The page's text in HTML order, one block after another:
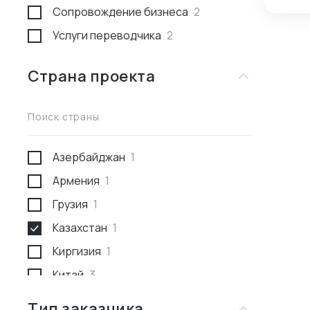
Сопровождение бизнеса 2
Услуги переводчика 2
Страна проекта
Поиск страны
Азербайджан 1
Армения 1
Грузия 1
Казахстан 1
Киргизия 1
Китай 3